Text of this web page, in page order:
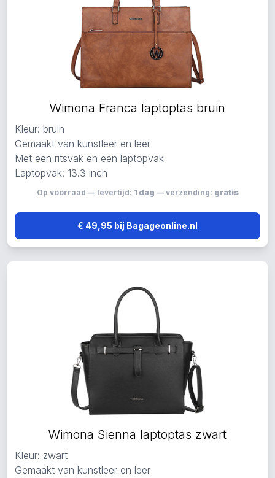
Wimona Franca laptoptas bruin
Kleur: bruin
Gemaakt van kunstleer en leer
Met een ritsvak en een laptopvak
Laptopvak: 13.3 inch
Op voorraad — levertijd: 1 dag — verzending: gratis
€ 49,95 bij Bagageonline.nl
Wimona Sienna laptoptas zwart
Kleur: zwart
Gemaakt van kunstleer en leer